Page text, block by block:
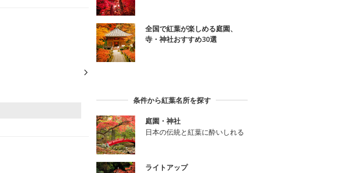
全国で紅葉が楽しめる庭園、
寺・神社おすすめ30選
条件から紅葉名所を探す
庭園・神社
日本の伝統と紅葉に酔いしれる
ライトアップ